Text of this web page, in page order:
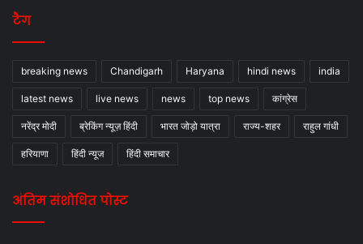
टैग
breaking news Chandigarh Haryana hindi news india
latest news live news news top news कांग्रेस
नरेंद्र मोदी ब्रेकिंग न्यूज़ हिंदी भारत जोड़ो यात्रा राज्य-शहर राहुल गांधी
हरियाणा हिंदी न्यूज हिंदी समाचार
अंतिम संशोधित पोस्ट